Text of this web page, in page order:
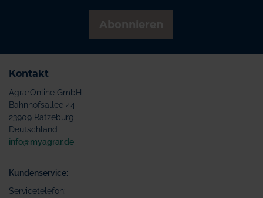
Kontakt
AgrarOnline GmbH
Bahnhofsallee 44
23909 Ratzeburg
Deutschland
info@myagrar.de
Kundenservice:
Servicetelefon: